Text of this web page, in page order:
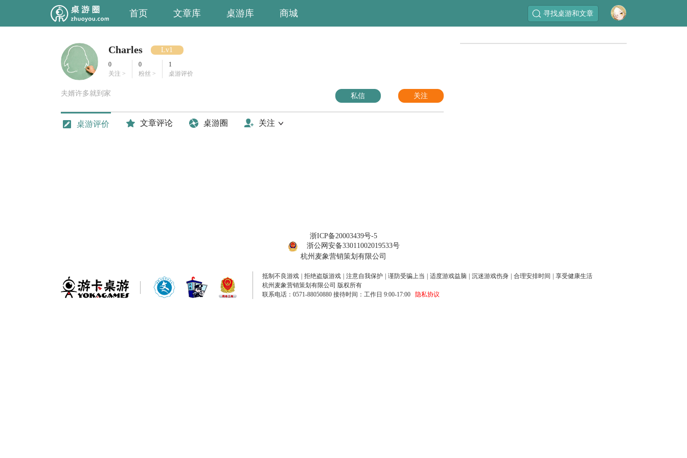
首页 文章库 桌游库 商城 寻找桌游和文章
Charles Lv1
0
关注 >
0
粉丝 >
1
桌游评价
夫婿许多就到家 私信 关注
桌游评价 文章评论 桌游圈 关注
浙ICP备20003439号-5
浙公网安备33011002019533号
杭州麦象营销策划有限公司
抵制不良游戏 拒绝盗版游戏 注意自我保护 谨防受骗上当 适度游戏益脑 沉迷游戏伤身 合理安排时间
享受健康生活
杭州麦象营销策划有限公司 版权所有
联系电话：0571-88050880 接待时间：工作日 9:00-17:00
隐私协议